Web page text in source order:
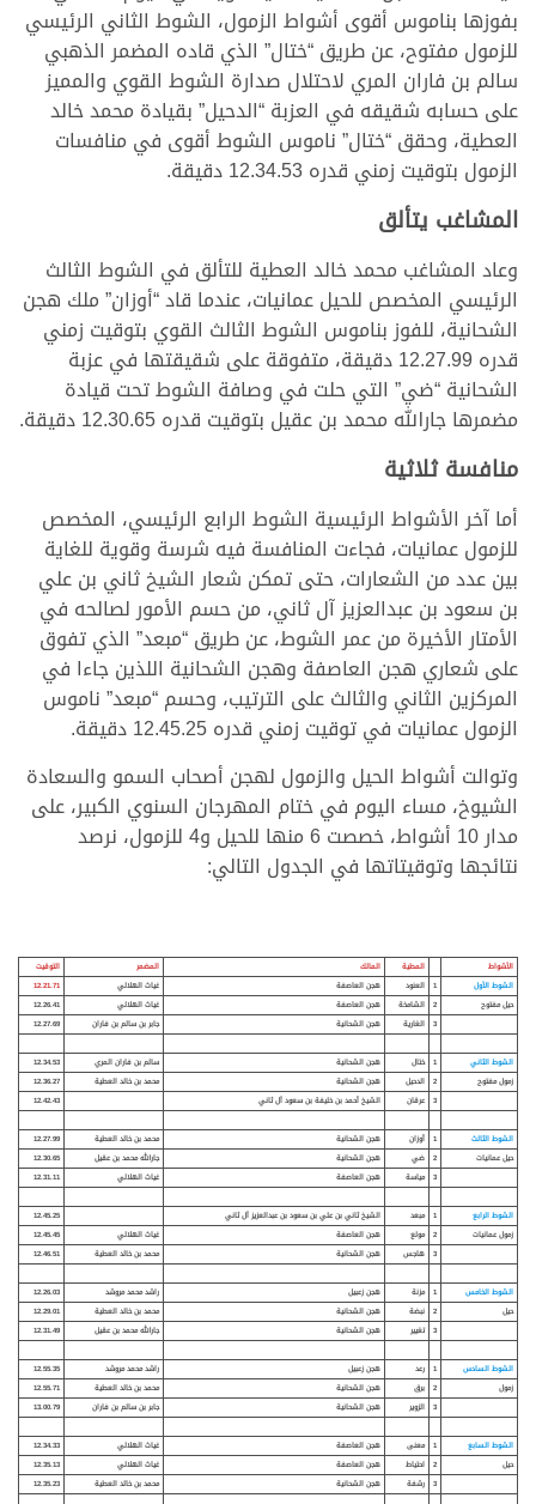
بفوزها بناموس أقوى أشواط الزمول، الشوط الثاني الرئيسي
للزمول مفتوح، عن طريق “ختال” الذي قاده المضمر الذهبي
سالم بن فاران المري لاحتلال صدارة الشوط القوي والمميز
على حسابه شقيقه في العزبة “الدحيل” بقيادة محمد خالد
العطية، وحقق “ختال” ناموس الشوط أقوى في منافسات
الزمول بتوقيت زمني قدره 12.34.53 دقيقة.
المشاغب يتألق
وعاد المشاغب محمد خالد العطية للتألق في الشوط الثالث
الرئيسي المخصص للحيل عمانيات، عندما قاد “أوزان” ملك هجن
الشحانية، للفوز بناموس الشوط الثالث القوي بتوقيت زمني
قدره 12.27.99 دقيقة، متفوقة على شقيقتها في عزبة
الشحانية “ضي” التي حلت في وصافة الشوط تحت قيادة
مضمرها جارالله محمد بن عقيل بتوقيت قدره 12.30.65 دقيقة.
منافسة ثلاثية
أما آخر الأشواط الرئيسية الشوط الرابع الرئيسي، المخصص
للزمول عمانيات، فجاءت المنافسة فيه شرسة وقوية للغاية
بين عدد من الشعارات، حتى تمكن شعار الشيخ ثاني بن علي
بن سعود بن عبدالعزيز آل ثاني، من حسم الأمور لصالحه في
الأمتار الأخيرة من عمر الشوط، عن طريق “مبعد” الذي تفوق
على شعاري هجن العاصفة وهجن الشحانية اللذين جاءا في
المركزين الثاني والثالث على الترتيب، وحسم “مبعد” ناموس
الزمول عمانيات في توقيت زمني قدره 12.45.25 دقيقة.
وتوالت أشواط الحيل والزمول لهجن أصحاب السمو والسعادة
الشيوخ، مساء اليوم في ختام المهرجان السنوي الكبير، على
مدار 10 أشواط، خصصت 6 منها للحيل و4 للزمول، نرصد
نتائجها وتوقيتاتها في الجدول التالي:
الأشواط المطية المالك المضمر
التوقيت
الشوط الأول
1 العنود هجن العاصفة غياث الهلالي
12.21.71
حيل مفتوح
2 الشامخة هجن العاصفة غياث الهلالي
12.26.41
3 الغارية هجن الشحانية جابر بن سالم بن فاران 12.27.69
الشوط الثاني 1 ختال هجن الشحانية سالم بن فاران المري
12.34.53
زمول مفتوح
2 الدحيل هجن الشحانية محمد بن خالد العطية
12.36.27
3 عرقان الشيخ أحمد بن خليفة بن سعود آل ثاني 12.42.43
الشوط الثالث 1 أوزان هجن الشحانية محمد بن خالد العطية
12.27.99
حيلعمانيات 2 ضي هجن الشحانية جارالله محمد بن عقيل
12.30.65
3 مياسة هجن العاصفة غياث الهلالي 12.31.11
الشوط الرابع 1 مبعد الشيخ ثاني بن علي بن سعود بن عبدالعزيز آل ثاني
12.45.25
زمولعمانيات 2 مولع هجن العاصفة غياث الهلالي
12.45.45
3 هاجس هجن الشحانية محمد بن خالد العطية 12.46.51
الشوط الخامس 1 مزنة هجن زعبيل راشد محمد مروشد
12.26.03
حيل
2 نبضة هجن الشحانية محمد بن خالد العطية
12.29.01
3 تغيير هجن الشحانية جارالله محمد بن عقيل 12.31.49
الشوط السادس 1 رعد هجن زعبيل راشد محمد مروشد
12.55.35
زمول
2 برق هجن الشحانية محمد بن خالد العطية
12.55.71
3 الزوير هجن الشحانية جابر بن سالم بن فاران 13.00.79
الشوط السابع 1 معنى هجن العاصفة غياث الهلالي
12.34.33
حيل
2 احتياط هجن العاصفة غياث الهلالي
12.35.13
3 رشفة هجن الشحانية محمد بن خالد العطية 12.35.23